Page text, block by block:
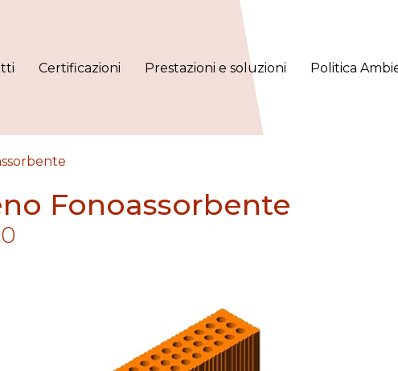
Certificazioni Prestazioni e soluzioni Politica
Fonoassorbente